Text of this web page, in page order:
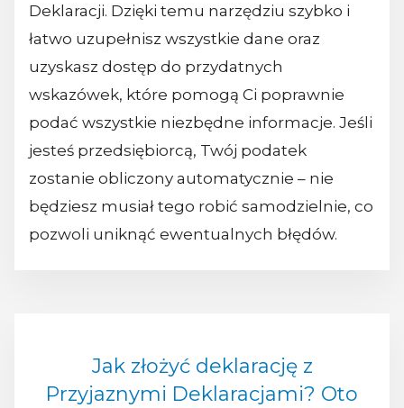
Deklaracji. Dzięki temu narzędziu szybko i
łatwo uzupełnisz wszystkie dane oraz
uzyskasz dostęp do przydatnych
wskazówek, które pomogą Ci poprawnie
podać wszystkie niezbędne informacje. Jeśli
jesteś przedsiębiorcą, Twój podatek
zostanie obliczony automatycznie – nie
będziesz musiał tego robić samodzielnie, co
pozwoli uniknąć ewentualnych błędów.
Jak złożyć deklarację z
Przyjaznymi Deklaracjami? Oto